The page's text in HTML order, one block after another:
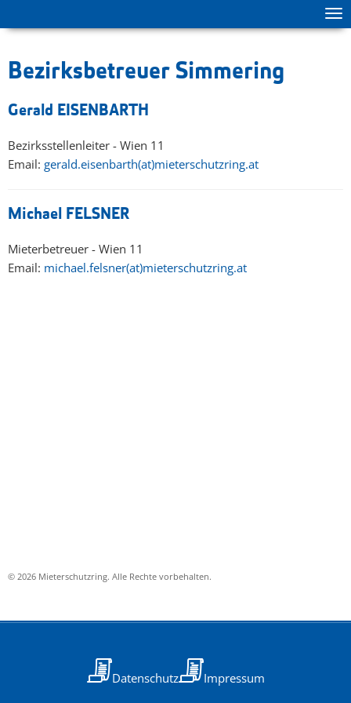
Bezirksbetreuer Simmering
Gerald EISENBARTH
Bezirksstellenleiter - Wien 11
Email: gerald.eisenbarth(at)mieterschutzring.at
Michael FELSNER
Mieterbetreuer - Wien 11
Email: michael.felsner(at)mieterschutzring.at
© 2026 Mieterschutzring. Alle Rechte vorbehalten.
Datenschutz Impressum